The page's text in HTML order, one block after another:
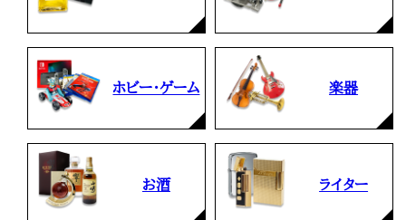
ホビー・ゲーム 楽器
お酒 ライター